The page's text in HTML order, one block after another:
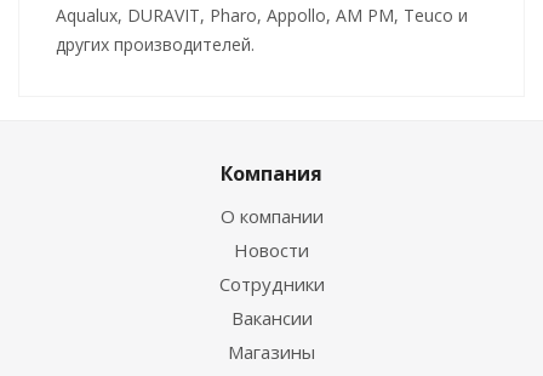
Aqualux, DURAVIT, Pharo, Appollo, AM PM, Teuco и
других производителей.
Компания
О компании
Новости
Сотрудники
Вакансии
Магазины